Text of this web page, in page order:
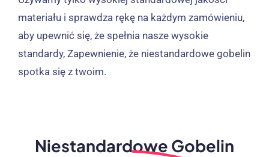
materiału i sprawdza rękę na każdym zamówieniu,
aby upewnić się, że spełnia nasze wysokie
standardy, Zapewnienie, że niestandardowe gobelin
spotka się z twoim.
Niestandardowe Gobelin